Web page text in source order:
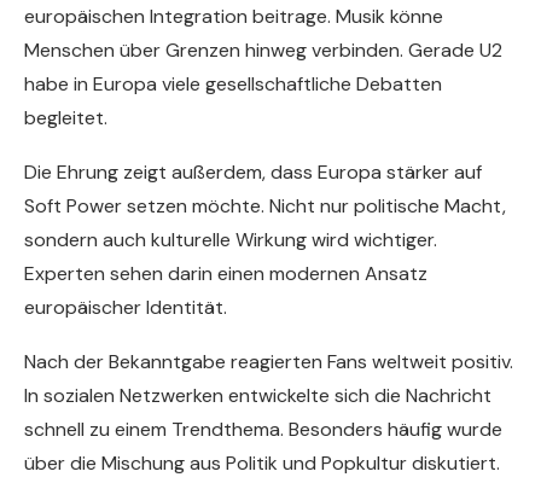
europäischen Integration beitrage. Musik könne
Menschen über Grenzen hinweg verbinden. Gerade U2
habe in Europa viele gesellschaftliche Debatten
begleitet.
Die Ehrung zeigt außerdem, dass Europa stärker auf
Soft Power setzen möchte. Nicht nur politische Macht,
sondern auch kulturelle Wirkung wird wichtiger.
Experten sehen darin einen modernen Ansatz
europäischer Identität.
Nach der Bekanntgabe reagierten Fans weltweit positiv.
In sozialen Netzwerken entwickelte sich die Nachricht
schnell zu einem Trendthema. Besonders häufig wurde
über die Mischung aus Politik und Popkultur diskutiert.